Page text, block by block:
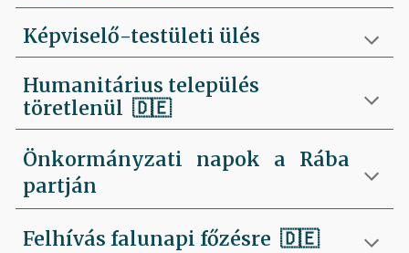
Képviselő-testületi ülés
Humanitárius település
töretlenül🇩🇪
Önkormányzati napok a Rába
partján
Felhívás falunapi főzésre🇩🇪